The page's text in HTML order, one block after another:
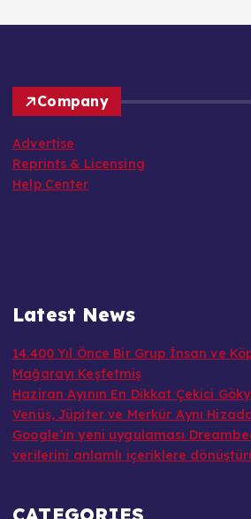
Company
Advertise
Reprints & Licensing
Help Center
Latest News
14.400 Yıl Önce Bir Grup İnsan ve
Mağarayı Keşfetmiş
Haziran Ayının En Dikkat Çekici
Venüs, Jüpiter ve Merkür Aynı
Google’ın yeni uygulaması
verilerini anlamlı içeriklere